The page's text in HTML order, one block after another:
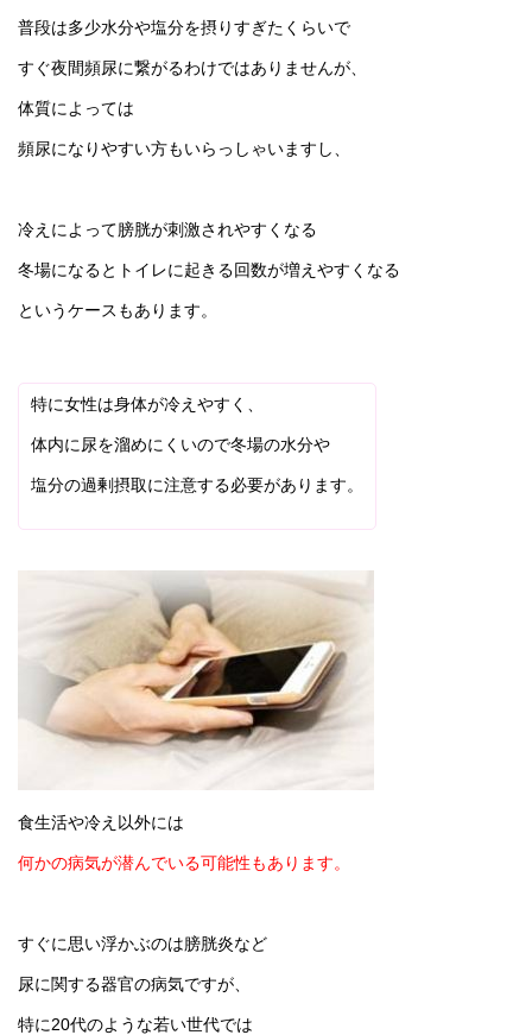
普段は多少水分や塩分を摂りすぎたくらいで
すぐ夜間頻尿に繋がるわけではありませんが、
体質によっては
頻尿になりやすい方もいらっしゃいますし、
冷えによって膀胱が刺激されやすくなる
冬場になるとトイレに起きる回数が増えやすくなる
というケースもあります。
特に女性は身体が冷えやすく、
体内に尿を溜めにくいので冬場の水分や
塩分の過剰摂取に注意する必要があります。
食生活や冷え以外には
何かの病気が潜んでいる可能性もあります。
すぐに思い浮かぶのは膀胱炎など
尿に関する器官の病気ですが、
特に20代のような若い世代では